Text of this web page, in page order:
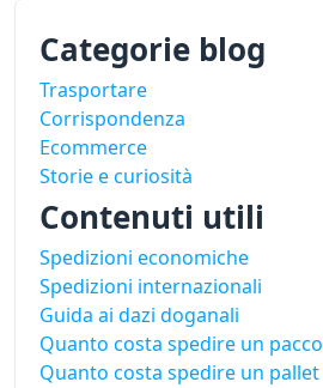
Categorie blog
Trasportare
Corrispondenza
Ecommerce
Storie e curiosità
Contenuti utili
Spedizioni economiche
Spedizioni internazionali
Guida ai dazi doganali
Quanto costa spedire un pacco
Quanto costa spedire un pallet